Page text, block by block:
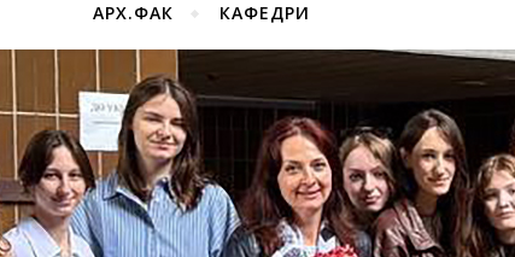
АРХ.ФАК КАФЕДРИ